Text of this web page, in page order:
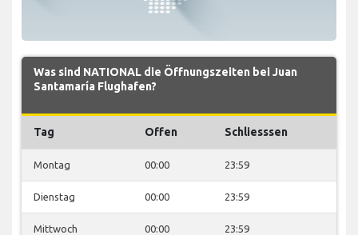
Was sind NATIONAL die Öffnungszeiten bei Juan
Santamaría Flughafen?
Tag Offen Schliesssen
Montag 00:00 23:59
Dienstag 00:00 23:59
Mittwoch 00:00 23:59